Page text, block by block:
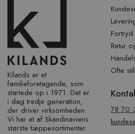
Kilands er et
familieforetagende, som
startede op i 1971. Det er
i dag tredje generation,
der driver virksomheden.
Vi har et af ​​Skandinaviens
største tæppesortimenter.
Retur
Ofte
78 70